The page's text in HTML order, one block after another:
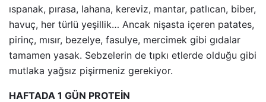
ıspanak, pırasa, lahana, kereviz, mantar, patlıcan, biber,
havuç, her türlü yeşillik… Ancak nişasta içeren patates,
pirinç, mısır, bezelye, fasulye, mercimek gibi gıdalar
tamamen yasak. Sebzelerin de tıpkı etlerde olduğu gibi
mutlaka yağsız pişirmeniz gerekiyor.
HAFTADA 1 GÜN PROTEİN